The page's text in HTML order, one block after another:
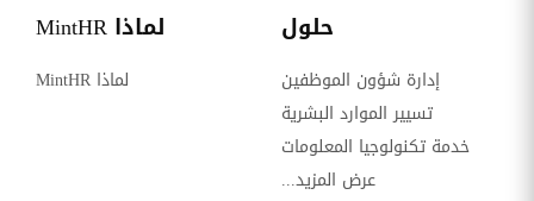
حلول
إدارة شؤون الموظفين
تسيير الموارد البشرية
خدمة تكنولوجيا المعلومات
عرض المزيد...
لماذا MintHR
لماذا MintHR